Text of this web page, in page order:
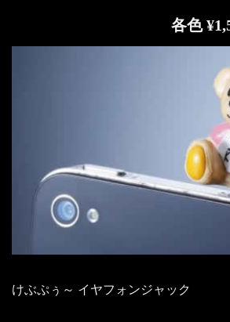
各色
けぶぷぅ～ イヤフォンジャック